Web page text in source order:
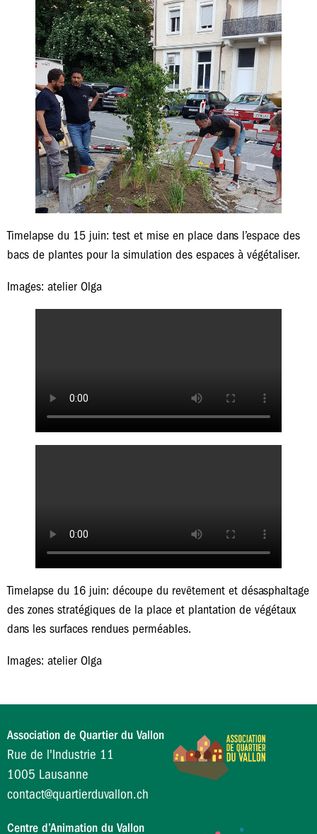
Timelapse du 15 juin: test et mise en place dans l’espace des
bacs de plantes pour la simulation des espaces à végétaliser.
Images: atelier Olga
Timelapse du 16 juin: découpe du revêtement et désasphaltage
des zones stratégiques de la place et plantation de végétaux
dans les surfaces rendues perméables.
Images: atelier Olga
Association de Quartier du Vallon
Rue de l'Industrie 11
1005 Lausanne
contact@quartierduvallon.ch
Centre d’Animation du Vallon